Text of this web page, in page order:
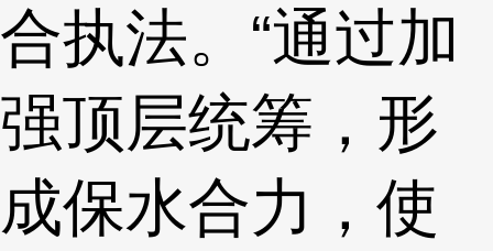
合执法。“通过加
强顶层统筹，形
成保水合力，使